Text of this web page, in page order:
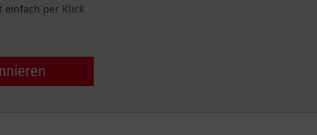
einfach per Klick